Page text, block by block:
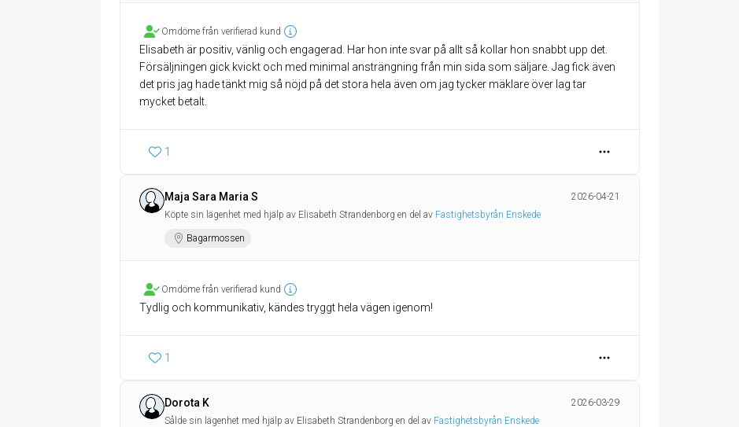
Omdöme från verifierad kund
Elisabeth är positiv, vänlig och engagerad. Har hon inte svar på allt så kollar hon snabbt upp det.
Försäljningen gick kvickt och med minimal ansträngning från min sida som säljare. Jag fick även
det pris jag hade tänkt mig så nöjd på det stora hela även om jag tycker mäklare över lag tar
mycket betalt.
1
Maja Sara Maria S
2026-04-21
Köpte sin lägenhet med hjälp av Elisabeth Strandenborg en del av Fastighetsbyrån Enskede
Bagarmossen
Omdöme från verifierad kund
Tydlig och kommunikativ, kändes tryggt hela vägen igenom!
1
Dorota K
2026-03-29
Sålde sin lägenhet med hjälp av Elisabeth Strandenborg en del av Fastighetsbyrån Enskede